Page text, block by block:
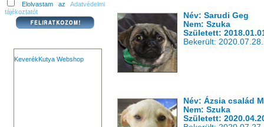
Elolvastam az Adatvédelmi
tájékoztatót
KeverékKutya Webshop
Név: Sarudi Geg
Nem: Szuka
Született:
Bekerült: 2020.07.28.
Név: Ázsia család
Nem: Szuka
Született: